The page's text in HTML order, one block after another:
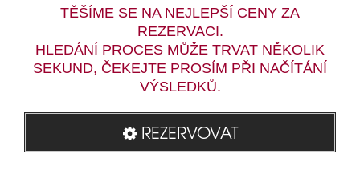
TĚŠÍME SE NA NEJLEPŠÍ CENY ZA
REZERVACI.
HLEDÁNÍ PROCES MŮŽE TRVAT NĚKOLIK
SEKUND, ČEKEJTE PROSÍM PŘI NAČÍTÁNÍ
VÝSLEDKŮ.
REZERVOVAT